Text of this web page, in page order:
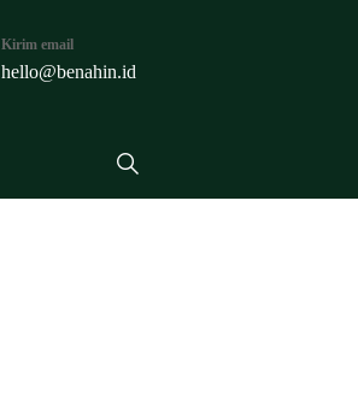
Kirim email
hello@benahin.id